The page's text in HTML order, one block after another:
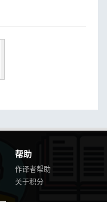
帮助
作译者帮助
关于积分